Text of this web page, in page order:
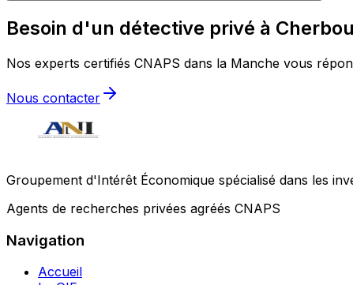
Besoin d'un détective privé à
Nos experts certifiés CNAPS dans la Manche vous
Nous contacter
Groupement d'Intérêt Économique spécialisé dans les
Agents de recherches privées agréés CNAPS
Navigation
Accueil